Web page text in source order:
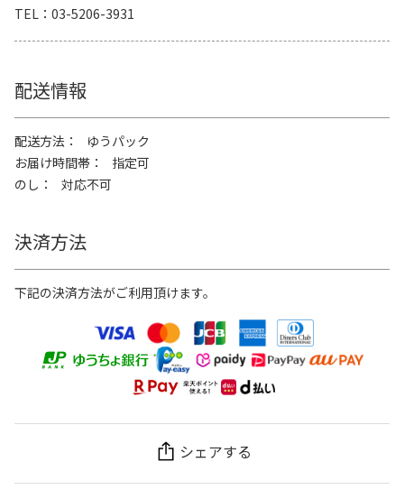
TEL
03-5206-3931
配送情報
配送方法
ゆうパック
お届け時間帯
指定可
のし
対応不可
決済方法
下記の決済方法がご利用頂けます。
シェアする